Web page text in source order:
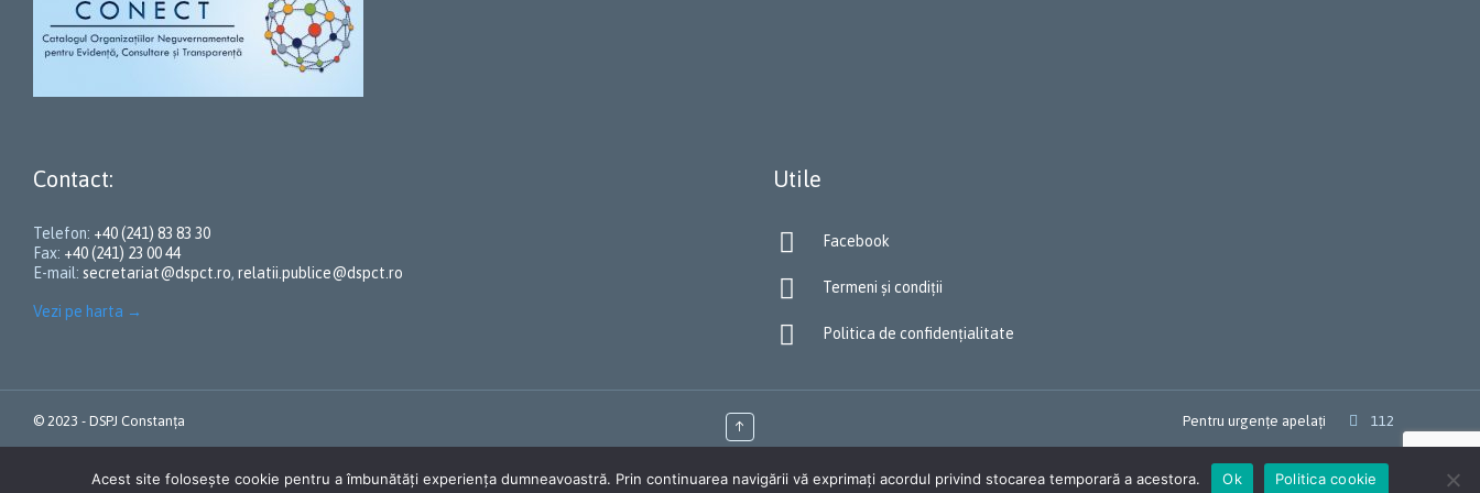
Contact:
Telefon: +40 (241) 83 83 30
Fax: +40 (241) 23 00 44
E-mail: secretariat@dspct.ro, relatii.publice@dspct.ro
Vezi pe harta →
Utile
 Facebook
 Termeni și condiții
 Politica de confidențialitate
© 2023 - DSPJ Constanța ↑ Pentru urgențe apelați  112
Acest site folosește cookie pentru a îmbunătăți experiența dumneavoastră. Prin continuarea navigării vă exprimați acordul privind stocarea temporară a acestora. Ok Politica cookie